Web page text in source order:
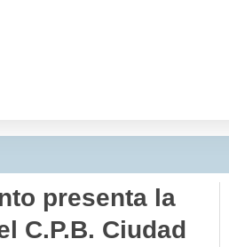
presenta la
C.P.B. Ciudad